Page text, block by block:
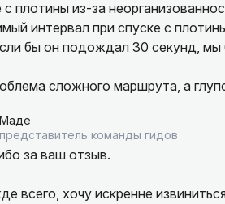
с плотины из-за
интервал при спуске с
бы он подождал 30 секунд, мы
сложного маршрута, а
красиво, но не очень
Маде
представитель команды гидов
за ваш отзыв.
всего, хочу искренне